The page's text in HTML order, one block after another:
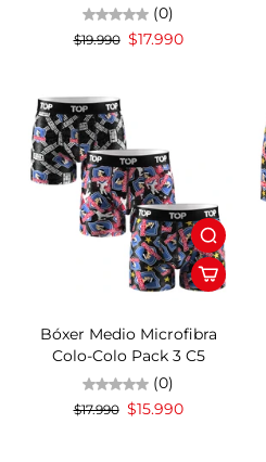
(0)
$19.990 $17.990
Bóxer Medio Microfibra
Colo-Colo Pack 3 C5
(0)
$17.990 $15.990